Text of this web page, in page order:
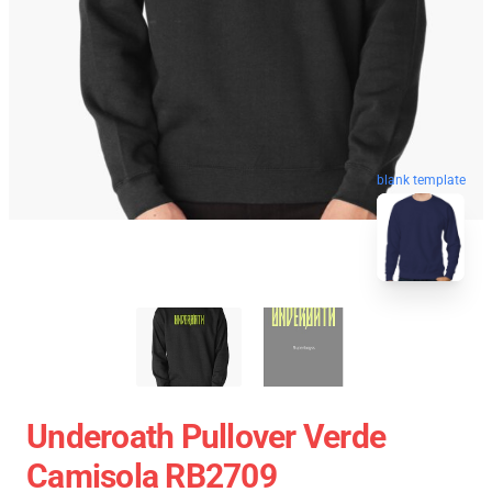
blank template
Underoath Pullover Verde
Camisola RB2709